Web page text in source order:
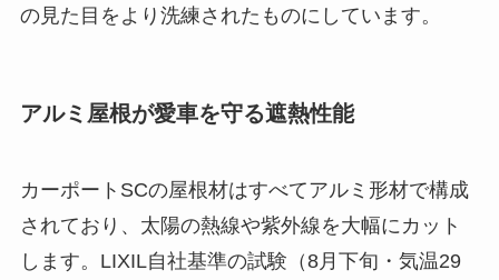
の見た目をより洗練されたものにしています。
アルミ屋根が愛車を守る遮熱性能
カーポートSCの屋根材はすべてアルミ形材で構成
されており、太陽の熱線や紫外線を大幅にカット
します。LIXIL自社基準の試験（8月下旬・気温29